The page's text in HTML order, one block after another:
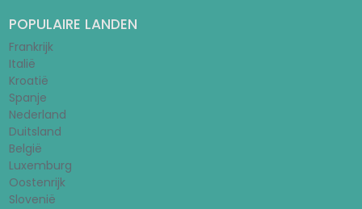
POPULAIRE LANDEN
Frankrijk
Italië
Kroatië
Spanje
Nederland
Duitsland
België
Luxemburg
Oostenrijk
Slovenië